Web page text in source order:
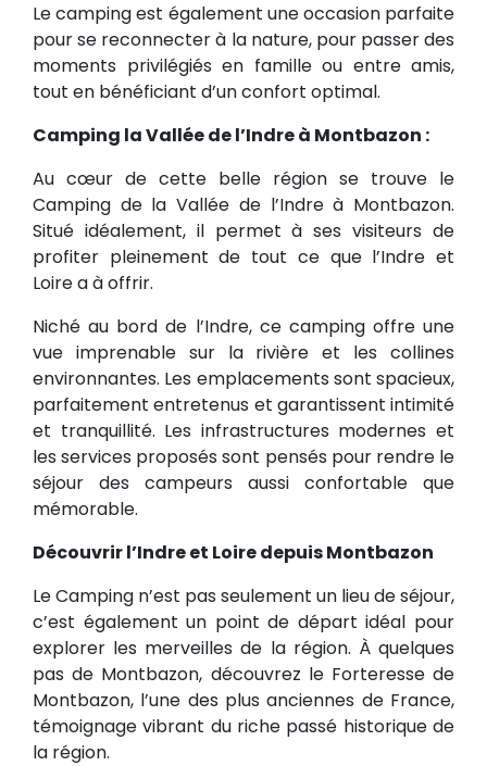
Le camping est également une occasion parfaite
pour se reconnecter à la nature, pour passer des
moments privilégiés en famille ou entre amis,
tout en bénéficiant d’un confort optimal.
Camping la Vallée de l’Indre à Montbazon :
Au cœur de cette belle région se trouve le
Camping de la Vallée de l’Indre à Montbazon.
Situé idéalement, il permet à ses visiteurs de
profiter pleinement de tout ce que l’Indre et
Loire a à offrir.
Niché au bord de l’Indre, ce camping offre une
vue imprenable sur la rivière et les collines
environnantes. Les emplacements sont spacieux,
parfaitement entretenus et garantissent intimité
et tranquillité. Les infrastructures modernes et
les services proposés sont pensés pour rendre le
séjour des campeurs aussi confortable que
mémorable.
Découvrir l’Indre et Loire depuis Montbazon
Le Camping n’est pas seulement un lieu de séjour,
c’est également un point de départ idéal pour
explorer les merveilles de la région. À quelques
pas de Montbazon, découvrez le Forteresse de
Montbazon, l’une des plus anciennes de France,
témoignage vibrant du riche passé historique de
la région.